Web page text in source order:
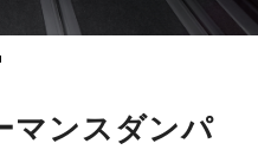
マンスダンパ